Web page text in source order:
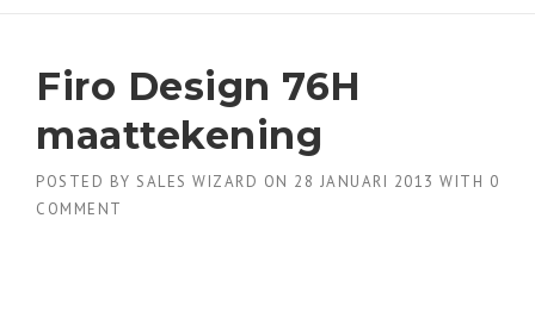
Firo Design 76H
maattekening
POSTED BY SALES WIZARD ON 28 JANUARI 2013 WITH 0
COMMENT